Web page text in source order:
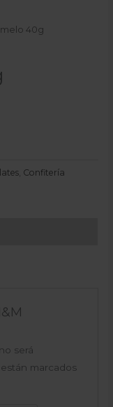
40g
Confitería
será
marcados